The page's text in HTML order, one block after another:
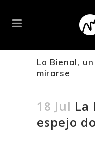
La Bienal,
mirarse
18 Jul La
espejo